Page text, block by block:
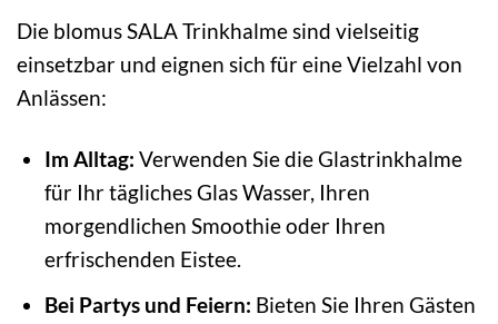
Die blomus SALA Trinkhalme sind vielseitig
einsetzbar und eignen sich für eine Vielzahl von
Anlässen:
Im Alltag: Verwenden Sie die Glastrinkhalme
für Ihr tägliches Glas Wasser, Ihren
morgendlichen Smoothie oder Ihren
erfrischenden Eistee.
Bei Partys und Feiern: Bieten Sie Ihren Gästen